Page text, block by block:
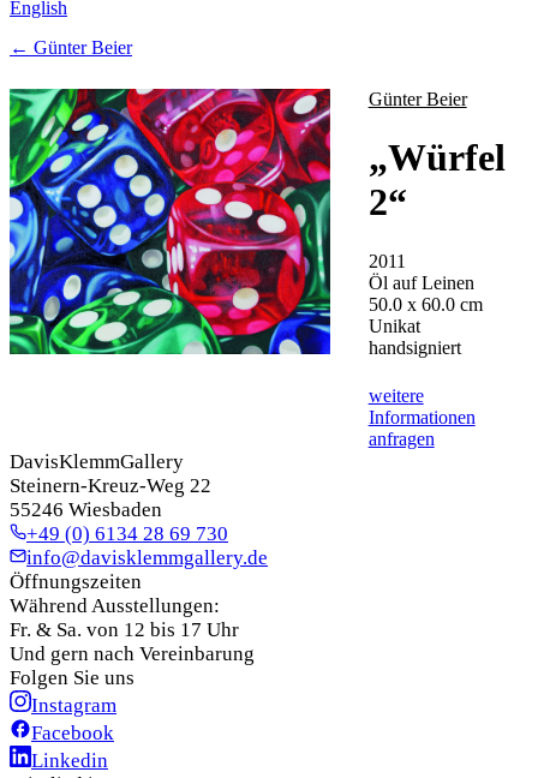
English
← Günter Beier
Günter Beier
„Würfel
2“
2011
Öl auf Leinen
50.0 x 60.0 cm
Unikat
handsigniert
weitere
Informationen
anfragen
DavisKlemmGallery
Steinern-Kreuz-Weg 22
55246 Wiesbaden
+49 (0) 6134 28 69 730
info@davisklemmgallery.de
Öffnungszeiten
Während Ausstellungen:
Fr. & Sa. von 12 bis 17 Uhr
Und gern nach Vereinbarung
Folgen Sie uns
Instagram
Facebook
Linkedin